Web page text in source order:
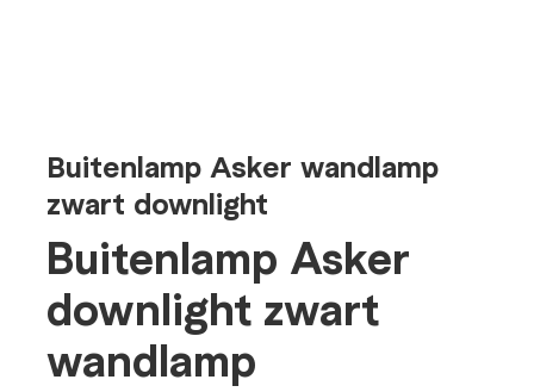
Buitenlamp Asker wandlamp
zwart downlight
Buitenlamp Asker
downlight zwart
wandlamp